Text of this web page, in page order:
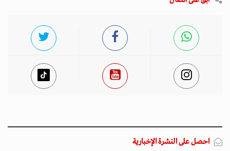
احصل على النشرة الإخبارية